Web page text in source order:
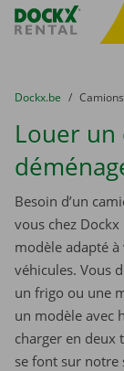
sitename
You are here:
du
Dockx.be to
Louer un
Besoin d’un
vous chez
modèle adapté
véhicules. Vous
un frigo ou une
un modèle avec
charger en deux
se font sur notre